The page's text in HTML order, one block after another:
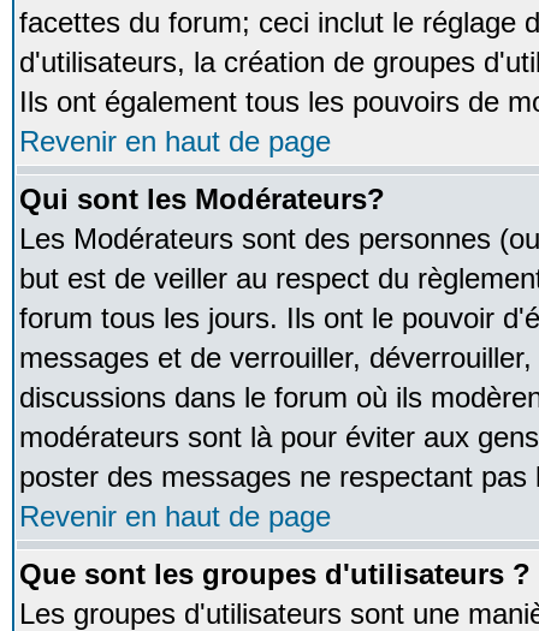
facettes du forum; ceci inclut le réglage
d'utilisateurs, la création de groupes
Ils ont également tous les pouvoirs de
Revenir en haut de page
Qui sont les Modérateurs?
Les Modérateurs sont des personnes
but est de veiller au respect du
forum tous les jours. Ils ont le pouvoir
messages et de verrouiller,
discussions dans le forum où ils
modérateurs sont là pour éviter aux
poster des messages ne respectant pas
Revenir en haut de page
Que sont les groupes d'utilisateurs ?
Les groupes d'utilisateurs sont une